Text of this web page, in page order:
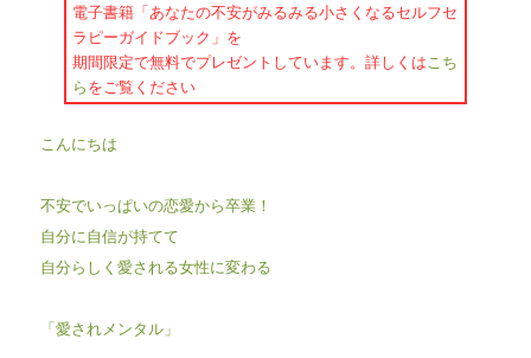
電子書籍「あなたの不安がみるみる小さくなるセルフセ
ラピーガイドブック」を
期間限定で無料でプレゼントしています。詳しくはこち
らをご覧ください
こんにちは
不安でいっぱいの恋愛から卒業！
自分に自信が持てて
自分らしく愛される女性に変わる
「愛されメンタル」